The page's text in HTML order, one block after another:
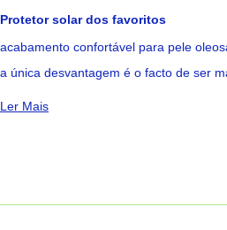
Protetor solar dos favoritos
acabamento confortável para pele
a única desvantagem é o facto de ser
Ler MaisLer Mais Sobre Esta Avaliação